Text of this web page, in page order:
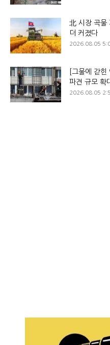
北 시장 곡물
더 커졌다
2026.08.05
[그물에 갇
파견 규모 확
2026.08.05